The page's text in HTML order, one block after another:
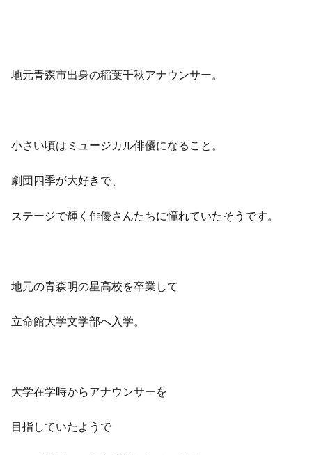
地元青森市出身の稲葉千秋アナウンサー。
小さい頃はミュージカル俳優になること。
劇団四季が大好きで、
ステージで輝く俳優さんたちに憧れていたそうです。
地元の青森明の星高校を卒業して
立命館大学文学部へ入学。
大学在学時からアナウンサーを
目指していたようで